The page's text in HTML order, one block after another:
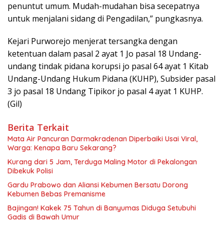
penuntut umum. Mudah-mudahan bisa secepatnya
untuk menjalani sidang di Pengadilan,” pungkasnya.
Kejari Purworejo menjerat tersangka dengan
ketentuan dalam pasal 2 ayat 1 Jo pasal 18 Undang-
undang tindak pidana korupsi jo pasal 64 ayat 1 Kitab
Undang-Undang Hukum Pidana (KUHP), Subsider pasal
3 jo pasal 18 Undang Tipikor jo pasal 4 ayat 1 KUHP.
(Gil)
Berita Terkait
Mata Air Pancuran Darmakradenan Diperbaiki Usai Viral,
Warga: Kenapa Baru Sekarang?
Kurang dari 5 Jam, Terduga Maling Motor di Pekalongan
Dibekuk Polisi
Gardu Prabowo dan Aliansi Kebumen Bersatu Dorong
Kebumen Bebas Premanisme
Bajingan! Kakek 75 Tahun di Banyumas Diduga Setubuhi
Gadis di Bawah Umur